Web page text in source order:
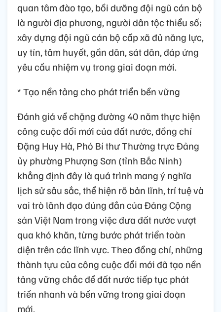
quan tâm đào tạo, bồi dưỡng đội ngũ cán bộ
là người địa phương, người dân tộc thiểu số;
xây dựng đội ngũ cán bộ cấp xã đủ năng lực,
uy tín, tâm huyết, gần dân, sát dân, đáp ứng
yêu cầu nhiệm vụ trong giai đoạn mới.
* Tạo nền tảng cho phát triển bền vững
Đánh giá về chặng đường 40 năm thực hiện
công cuộc đổi mới của đất nước, đồng chí
Đặng Huy Hà, Phó Bí thư Thường trực Đảng
ủy phường Phượng Sơn (tỉnh Bắc Ninh)
khẳng định đây là quá trình mang ý nghĩa
lịch sử sâu sắc, thể hiện rõ bản lĩnh, trí tuệ và
vai trò lãnh đạo đúng đắn của Đảng Cộng
sản Việt Nam trong việc đưa đất nước vượt
qua khó khăn, từng bước phát triển toàn
diện trên các lĩnh vực. Theo đồng chí, những
thành tựu của công cuộc đổi mới đã tạo nền
tảng vững chắc để đất nước tiếp tục phát
triển nhanh và bền vững trong giai đoạn
mới.